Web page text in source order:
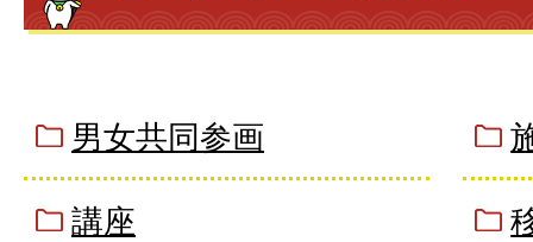
男女共同参画
講座